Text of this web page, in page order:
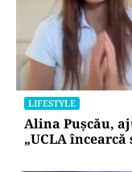
LIFESTYLE
Alina Pușcău,
„UCLA